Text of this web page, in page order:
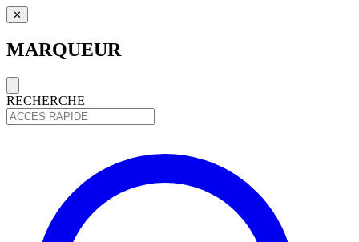
✕
MARQUEUR
RECHERCHE